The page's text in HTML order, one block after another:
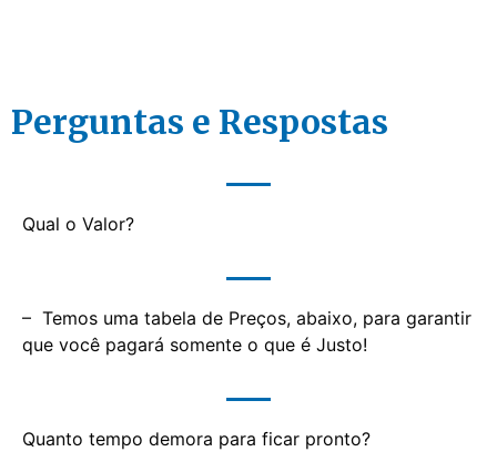
Perguntas e Respostas
Qual o Valor?
– Temos uma tabela de Preços, abaixo, para garantir
que você pagará somente o que é Justo!
Quanto tempo demora para ficar pronto?